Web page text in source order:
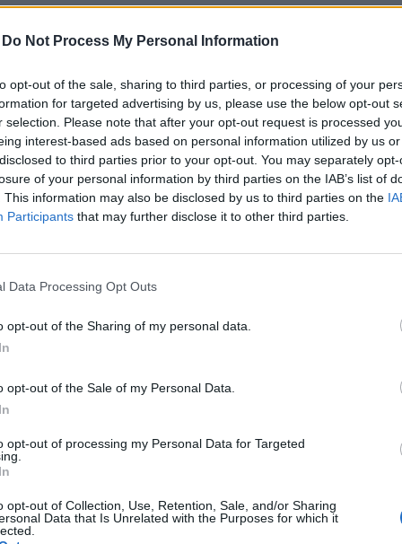
Do Not Process My Personal Information
opt-out of the sale, sharing to third parties, or processing of your
for targeted advertising by us, please use the below opt-out
selection. Please note that after your opt-out request is processed
interest-based ads based on personal information utilized by us
to third parties prior to your opt-out. You may separately
of your personal information by third parties on the IAB’s list of
This information may also be disclosed by us to third parties on the
Participants that may further disclose it to other third parties.
Data Processing Opt Outs
opt-out of the Sharing of my personal data.
opt-out of the Sale of my Personal Data.
opt-out of processing my Personal Data for Targeted
opt-out of Collection, Use, Retention, Sale, and/or Sharing
Data that Is Unrelated with the Purposes for which it
jelenthet megoldást Budapest közlekedési
aki autóval hajtana be a belső kerületekbe? Kell
Erhart Szilárddal, a dugodij.hu portál
úthasználati díj bevezetésének
közgazdasági kutatóintézet (Kiel Institute) korábbi
kellene összefoglalni, te hogyan fogalmaznád meg, mi a
eszközök közötti választás nem az optimális arányokat
portfolio.hu hírarchívumához tartozik, melynek olvasása
tartalmazza:
elmúlt 2 év napon belüli